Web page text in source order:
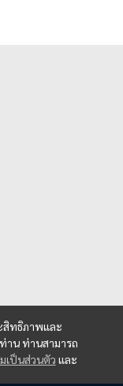
สิทธิภาพและ
าน ท่านสามารถ
เป็นส่วนตัว และ